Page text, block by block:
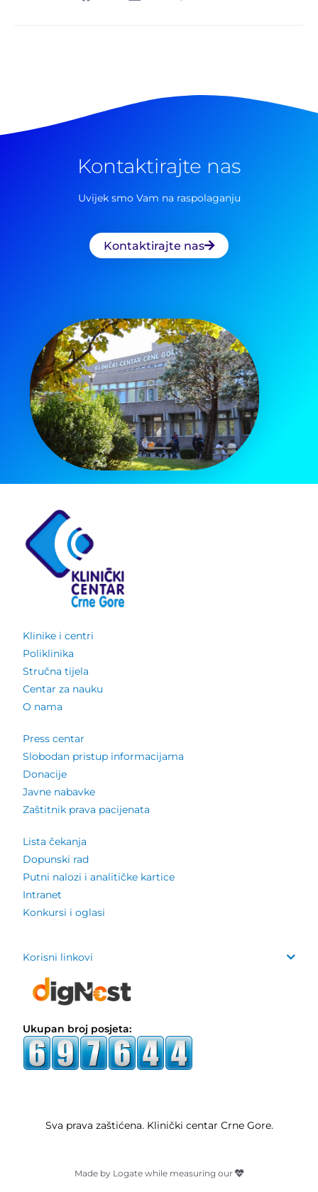
Kontaktirajte nas
Uvijek smo Vam na raspolaganju
Kontaktirajte nas
Klinike i centri
Poliklinika
Stručna tijela
Centar za nauku
O nama
Press centar
Slobodan pristup informacijama
Donacije
Javne nabavke
Zaštitnik prava pacijenata
Lista čekanja
Dopunski rad
Putni nalozi i analitičke kartice
Intranet
Konkursi i oglasi
Korisni linkovi
Ukupan broj posjeta:
Sva prava zaštićena. Klinički centar Crne Gore.
Made by Logate while measuring our